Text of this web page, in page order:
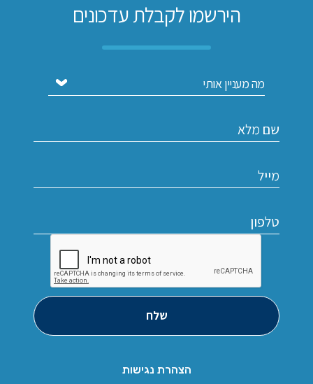
הירשמו לקבלת עדכונים
שלח
הצהרת נגישות